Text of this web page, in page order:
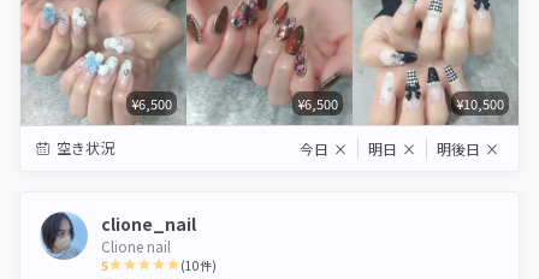
¥6,500 ¥6,500 ¥10,500
空き状況 今日 × 明日 × 明後日 ×
clione_nail
Clione nail
5 (10件)